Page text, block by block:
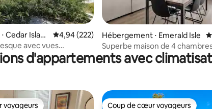
de 47 commentaires : 4,96 sur 5
Cedar Islan
Évaluation moyenne sur la base de 222
4,94 (222)
avec vues
Hébergement ⋅ Emerald Isle
Superbe maison de 4
de mer
d'appartements avec
voyageurs Coup de cœur voyageurs